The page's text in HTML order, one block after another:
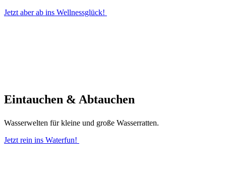
Jetzt aber ab ins Wellnessglück!
Eintauchen & Abtauchen
Wasserwelten für kleine und große Wasserratten.
Jetzt rein ins Waterfun!